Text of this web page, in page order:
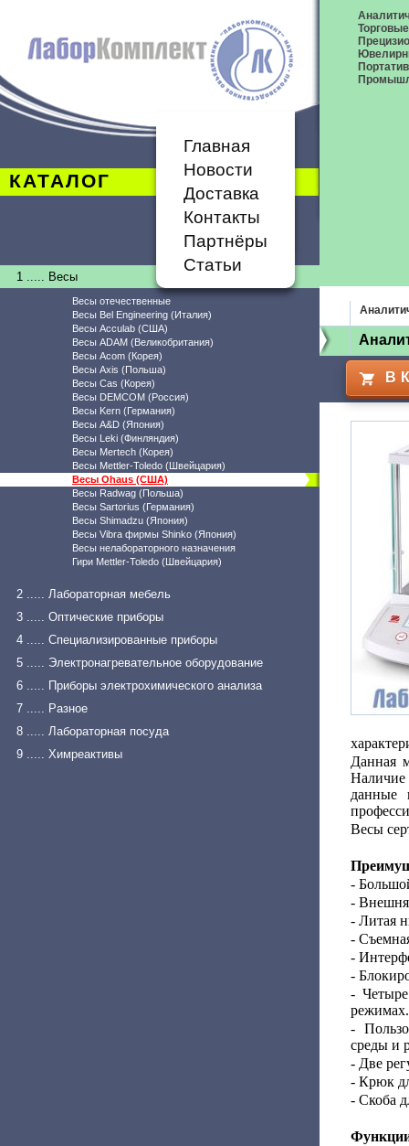
КАТАЛОГ
Главная
Новости
Доставка
Контакты
Партнёры
Статьи
1 ..... Весы
Весы отечественные
Весы Bel Engineering (Италия)
Весы Acculab (США)
Весы ADAM (Великобритания)
Весы Acom (Корея)
Весы Axis (Польша)
Весы Cas (Корея)
Весы DEMCOM (Россия)
Весы Kern (Германия)
Весы A&D (Япония)
Весы Leki (Финляндия)
Весы Mertech (Корея)
Весы Mettler-Toledo (Швейцария)
Весы Ohaus (США)
Весы Radwag (Польша)
Весы Sartorius (Германия)
Весы Shimadzu (Япония)
Весы Vibra фирмы Shinko (Япония)
Весы нелабораторного назначения
Гири Mettler-Toledo (Швейцария)
2 ..... Лабораторная мебель
3 ..... Оптические приборы
4 ..... Специализированные приборы
5 ..... Электронагревательное оборудование
6 ..... Приборы электрохимического анализа
7 ..... Разное
8 ..... Лабораторная посуда
9 ..... Химреактивы
В
Данная
Наличие
данные
Весы
-
-
- Литая
-
-
-
-
режимах.
-
среды и
- Две
- Крюк
- Скоба